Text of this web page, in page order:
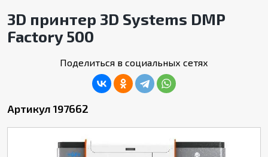
3D принтер 3D Systems DMP
Factory 500
Поделиться в социальных сетях
Артикул 197662